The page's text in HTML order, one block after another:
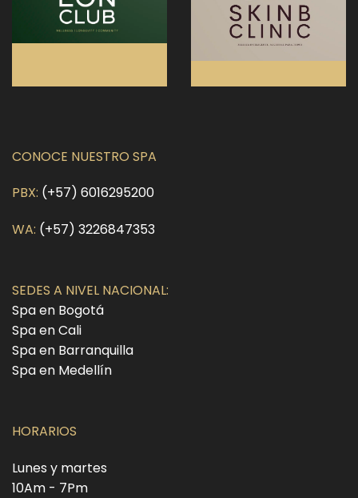
CONOCE NUESTRO SPA
PBX: (+57) 6016295200
WA: (+57) 3226847353
SEDES A NIVEL NACIONAL:
Spa en Bogotá
Spa en Cali
Spa en Barranquilla
Spa en Medellín
HORARIOS
Lunes y martes
10Am - 7Pm